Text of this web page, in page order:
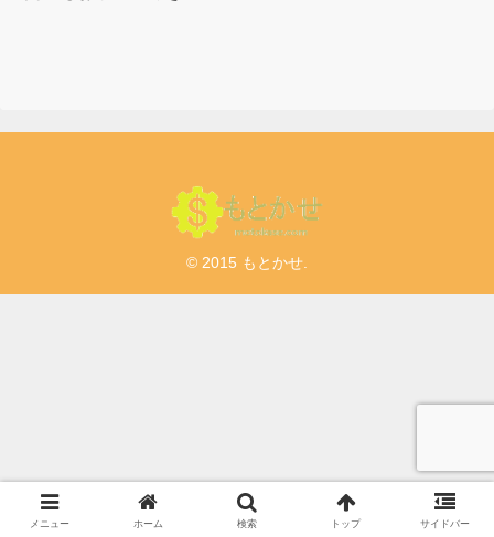
© 2015 もとかせ.
メニュー ホーム 検索 トップ サイドバー